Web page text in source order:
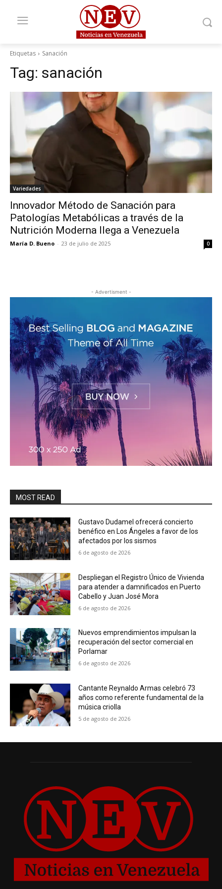
Etiquetas Sanación
Tag: sanación
Variedades
Innovador Método de Sanación para
Patologías Metabólicas a través de la
Nutrición Moderna llega a Venezuela
María D. Bueno - 23 de julio de 2025 0
- Advertisment -
MOST READ
Gustavo Dudamel ofrecerá concierto
benéfico en Los Ángeles a favor de los
afectados por los sismos
6 de agosto de 2026
Despliegan el Registro Único de Vivienda
para atender a damnificados en Puerto
Cabello y Juan José Mora
6 de agosto de 2026
Nuevos emprendimientos impulsan la
recuperación del sector comercial en
Porlamar
6 de agosto de 2026
Cantante Reynaldo Armas celebró 73
años como referente fundamental de la
música criolla
5 de agosto de 2026